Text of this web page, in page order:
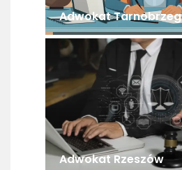
Adwokat Tarnobrzeg
Adwokat Rzeszów